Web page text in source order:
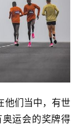
他们当中，有世
运会的奖牌得